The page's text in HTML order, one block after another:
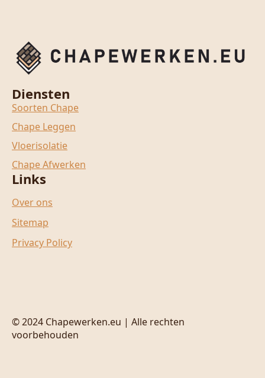
Diensten
Soorten Chape
Chape Leggen
Vloerisolatie
Chape Afwerken
Links
Over ons
Sitemap
Privacy Policy
© 2024 Chapewerken.eu | Alle rechten
voorbehouden